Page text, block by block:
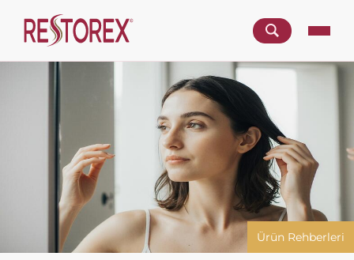
Ürün Rehberleri